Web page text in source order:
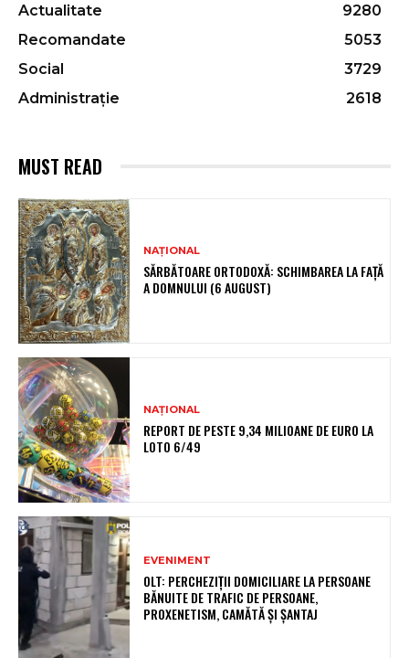
Actualitate
9280
Recomandate
5053
Social
3729
Administrație
2618
MUST READ
NAȚIONAL
SĂRBĂTOARE ORTODOXĂ: SCHIMBAREA LA FAȚĂ
A DOMNULUI (6 AUGUST)
NAȚIONAL
REPORT DE PESTE 9,34 MILIOANE DE EURO LA
LOTO 6/49
EVENIMENT
OLT: PERCHEZIŢII DOMICILIARE LA PERSOANE
BĂNUITE DE TRAFIC DE PERSOANE,
PROXENETISM, CAMĂTĂ ŞI ŞANTAJ